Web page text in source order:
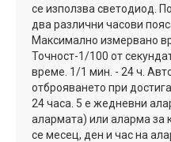
се използва светодиод.
два различни часови
Максимално измервано
Точност-1/100 от
време. 1/1 мин. - 24 ч.
отброяването при
24 часа. 5 е жедневни
алармата) или аларма за
се месец, ден и час на